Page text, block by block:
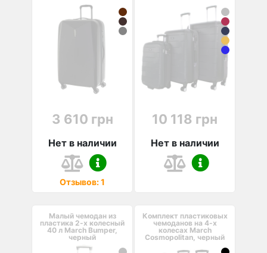
3 610 грн
Нет в наличии
Отзывов: 1
10 118 грн
Нет в наличии
Малый чемодан из
пластика 2-х колесный
40 л March Bumper,
черный
Комплект пластиковых
чемоданов на 4-х
колесах March
Cosmopolitan, черный